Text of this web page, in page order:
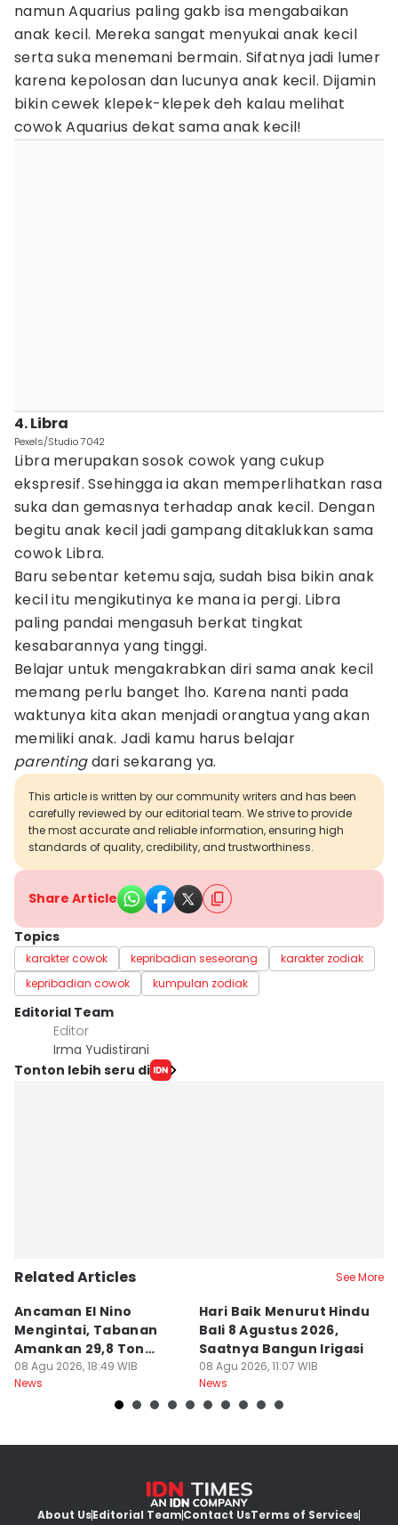
namun Aquarius paling gakb isa mengabaikan
anak kecil. Mereka sangat menyukai anak kecil
serta suka menemani bermain. Sifatnya jadi lumer
karena kepolosan dan lucunya anak kecil. Dijamin
bikin cewek klepek-klepek deh kalau melihat
cowok Aquarius dekat sama anak kecil!
4. Libra
Pexels/Studio 7042
Libra merupakan sosok cowok yang cukup
ekspresif. Ssehingga ia akan memperlihatkan rasa
suka dan gemasnya terhadap anak kecil. Dengan
begitu anak kecil jadi gampang ditaklukkan sama
cowok Libra.
Baru sebentar ketemu saja, sudah bisa bikin anak
kecil itu mengikutinya ke mana ia pergi. Libra
paling pandai mengasuh berkat tingkat
kesabarannya yang tinggi.
Belajar untuk mengakrabkan diri sama anak kecil
memang perlu banget lho. Karena nanti pada
waktunya kita akan menjadi orangtua yang akan
memiliki anak. Jadi kamu harus belajar
parentingdari sekarang ya.
This article is written by our community writers and has been
carefully reviewed by our editorial team. We strive to provide
the most accurate and reliable information, ensuring high
standards of quality, credibility, and trustworthiness.
Share Article
Topics
karakter cowok kepribadian seseorang
karakter zodiak
kepribadian cowok
kumpulan zodiak
Editorial Team
Editor
Irma Yudistirani
Tonton lebih seru di
Related Articles See More
Ancaman El Nino
Mengintai, Tabanan
Amankan 29,8 Ton
Beras
08 Agu 2026, 18:49 WIB
News
Hari Baik Menurut Hindu
Bali 8 Agustus 2026,
Saatnya Bangun Irigasi
08 Agu 2026, 11:07 WIB
News
About UsEditorial TeamContact UsTerms of Services